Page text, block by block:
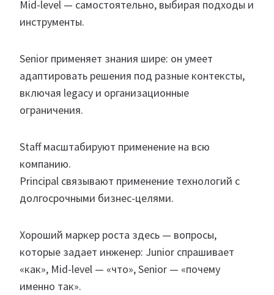
Mid-level — самостоятельно, выбирая подходы и
инструменты.
Senior применяет знания шире: он умеет
адаптировать решения под разные контексты,
включая legacy и организационные
ограничения.
Staff масштабируют применение на всю
компанию.
Principal связывают применение технологий с
долгосрочными бизнес-целями.
Хороший маркер роста здесь — вопросы,
которые задает инженер: Junior спрашивает
«как», Mid-level — «что», Senior — «почему
именно так».